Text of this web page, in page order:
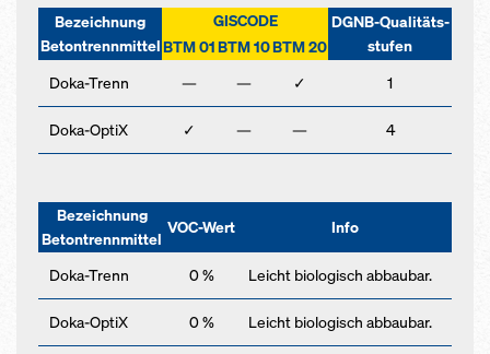
Bezeichnung
Betontrennmittel
GISCODE
DGNB-Qualitäts-
stufen
BTM 01BTM 10BTM 20
Doka-Trenn
— — ✓ 1
Doka-OptiX ✓ — — 4
Bezeichnung
Betontrennmittel
VOC-Wert Info
Doka-Trenn 0 % Leicht biologisch abbaubar.
Doka-OptiX 0 % Leicht biologisch abbaubar.